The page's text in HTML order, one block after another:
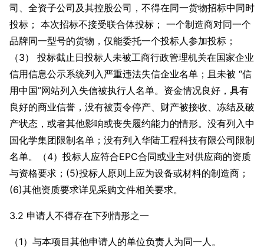
司、全资子公司及其控股公司，不得在同一货物招标中同时
投标； 本次招标不接受联合体投标； 一个制造商对同一个
品牌同一型号的货物，仅能委托一个投标人参加投标；
（3） 投标截止日投标人未被工商行政管理机关在国家企业
信用信息公示系统列入严重违法失信企业名单；且未被 “信
用中国”网站列入失信被执行人名单。资金情况良好，具有
良好的商业信誉，没有被责令停产、财产被接收、冻结及破
产状态，或者其他影响或丧失履约能力的情形。没有列入中
国化学集团限制名单；没有列入华陆工程科技有限公司限制
名单。（4）投标人应符合EPC合同或业主对供应商的资质
与资格要求；(5)投标人原则上应为设备或材料的制造商；
(6)其他资质要求详见采购文件相关要求。
3.2 申请人不得存在下列情形之一
（1）与本项目其他申请人的单位负责人为同一人。